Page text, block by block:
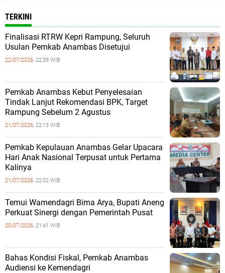
TERKINI
Finalisasi RTRW Kepri Rampung, Seluruh
Usulan Pemkab Anambas Disetujui
22/07/2026, 22:39 WIB
Pemkab Anambas Kebut Penyelesaian
Tindak Lanjut Rekomendasi BPK, Target
Rampung Sebelum 2 Agustus
21/07/2026, 22:13 WIB
Pemkab Kepulauan Anambas Gelar Upacara
Hari Anak Nasional Terpusat untuk Pertama
Kalinya
21/07/2026, 22:02 WIB
Temui Wamendagri Bima Arya, Bupati Aneng
Perkuat Sinergi dengan Pemerintah Pusat
20/07/2026, 21:41 WIB
Bahas Kondisi Fiskal, Pemkab Anambas
Audiensi ke Kemendagri